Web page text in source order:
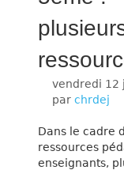
vendredi 12
par chrdej
Dans le cadre
ressources
enseignants,